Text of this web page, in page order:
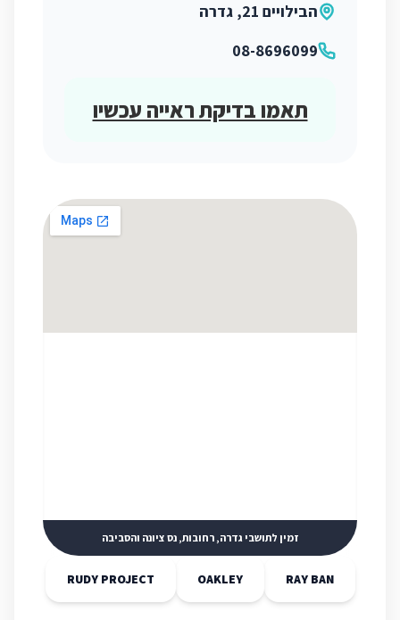
הבילויים 21, גדרה
08-8696099
תאמו בדיקת ראייה עכשיו
זמין לתושבי גדרה, רחובות, נס ציונה והסביבה
RAY BAN
OAKLEY
RUDY PROJECT